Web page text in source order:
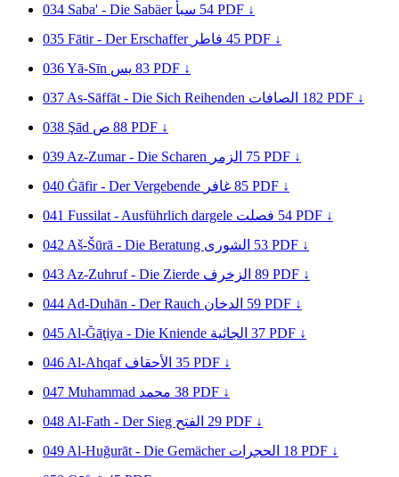
034 Saba' - Die Sabäer سبأ 54 PDF ↓
035 Fātir - Der Erschaffer فاطر 45 PDF ↓
036Yā-Sīn يس 83 PDF ↓
037 As-Sāffāt - Die Sich Reihenden الصافات 182 PDF ↓
038 Şād ص 88 PDF ↓
039 Az-Zumar - Die Scharen الزمر 75 PDF ↓
040 Ġāfir - Der Vergebende غافر 85 PDF ↓
041 Fussilat - Ausführlich dargele فصلت 54 PDF ↓
042 Aš-Šūrā - Die Beratung الشورى 53 PDF ↓
043 Az-Zuhruf - Die Zierde الزخرف 89 PDF ↓
044 Ad-Duhān - Der Rauch الدخان 59 PDF ↓
045 Al-Ğāţiya - Die Kniende الجاثية 37 PDF ↓
046 Al-Ahqaf الأحقاف 35 PDF ↓
047 Muhammad محمد 38 PDF ↓
048 Al-Fath - Der Sieg الفتح 29 PDF ↓
049 Al-Huğurāt - Die Gemächer الحجرات 18 PDF ↓